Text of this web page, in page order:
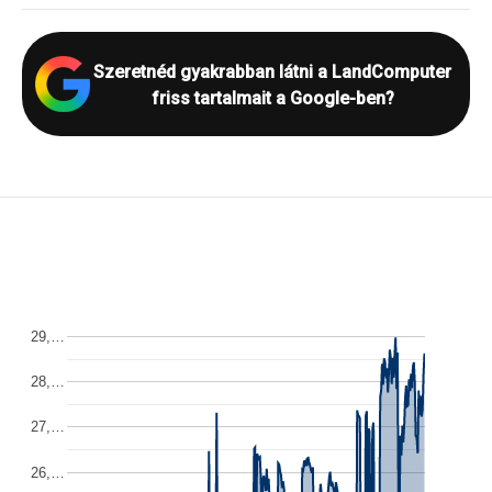
Szeretnéd gyakrabban látni a LandComputer
friss tartalmait a Google-ben?
26,…
27,…
28,…
29,…